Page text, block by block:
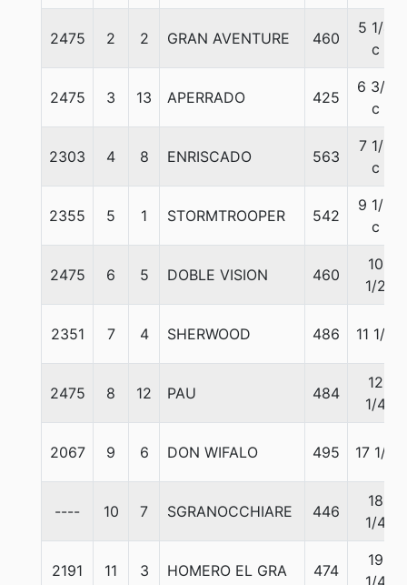
2475 2 2 GRAN AVENTURE 460
5 1/4
c
2475 3 13 APERRADO 425
6 3/4
c
2303 4 8 ENRISCADO 563
7 1/2
c
2355 5 1 STORMTROOPER 542
9 1/2
c
2475 6 5 DOBLE VISION 460
10
1/2
2351 7 4 SHERWOOD 486 11 1/4
2475 8 12 PAU 484
12
1/4
2067 9 6 DON WIFALO 495 17 1/4
---- 10 7 SGRANOCCHIARE 446
18
1/4
2191 11 3 HOMERO EL GRA 474
19
1/4